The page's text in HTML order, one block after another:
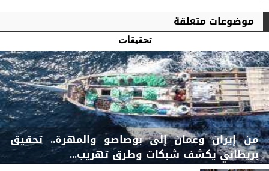
موضوعات متعلقة
تحقيقات
من إيران وعمان إلى بوصاصو والمهرة.. تحقيق
بريطاني يكشف شبكات وطرق تهريب...